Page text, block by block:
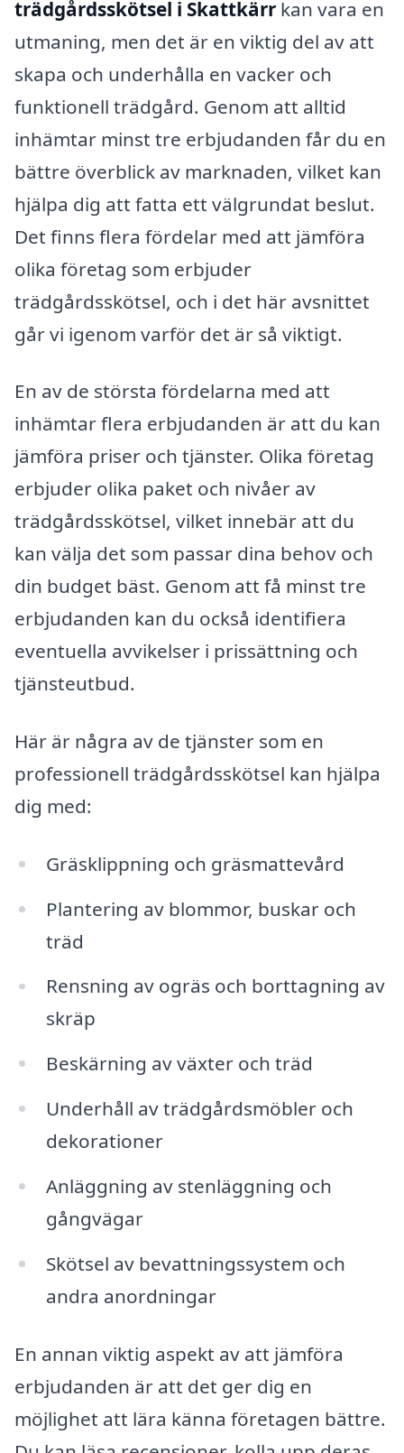
trädgårdsskötsel i Skattkärr kan vara en
utmaning, men det är en viktig del av att
skapa och underhålla en vacker och
funktionell trädgård. Genom att alltid
inhämtar minst tre erbjudanden får du en
bättre överblick av marknaden, vilket kan
hjälpa dig att fatta ett välgrundat beslut.
Det finns flera fördelar med att jämföra
olika företag som erbjuder
trädgårdsskötsel, och i det här avsnittet
går vi igenom varför det är så viktigt.
En av de största fördelarna med att
inhämtar flera erbjudanden är att du kan
jämföra priser och tjänster. Olika företag
erbjuder olika paket och nivåer av
trädgårdsskötsel, vilket innebär att du
kan välja det som passar dina behov och
din budget bäst. Genom att få minst tre
erbjudanden kan du också identifiera
eventuella avvikelser i prissättning och
tjänsteutbud.
Här är några av de tjänster som en
professionell trädgårdsskötsel kan hjälpa
dig med:
Gräsklippning och gräsmattevård
Plantering av blommor, buskar och
träd
Rensning av ogräs och borttagning av
skräp
Beskärning av växter och träd
Underhåll av trädgårdsmöbler och
dekorationer
Anläggning av stenläggning och
gångvägar
Skötsel av bevattningssystem och
andra anordningar
En annan viktig aspekt av att jämföra
erbjudanden är att det ger dig en
möjlighet att lära känna företagen bättre.